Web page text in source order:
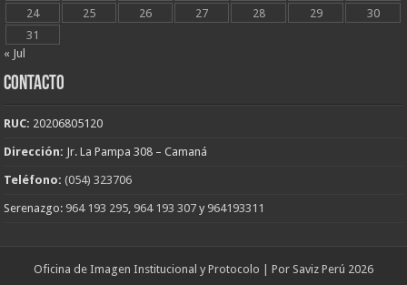
24
25 26 27 28 29
30
31
« Jul
CONTACTO
RUC: 20206805120
Dirección: Jr. La Pampa 308 – Camaná
Teléfono: (054) 323706
Serenazgo: 964 193 295, 964 193 307 y 964193311
Oficina de Imagen Institucional y Protocolo | Por Saviz Perú 2026